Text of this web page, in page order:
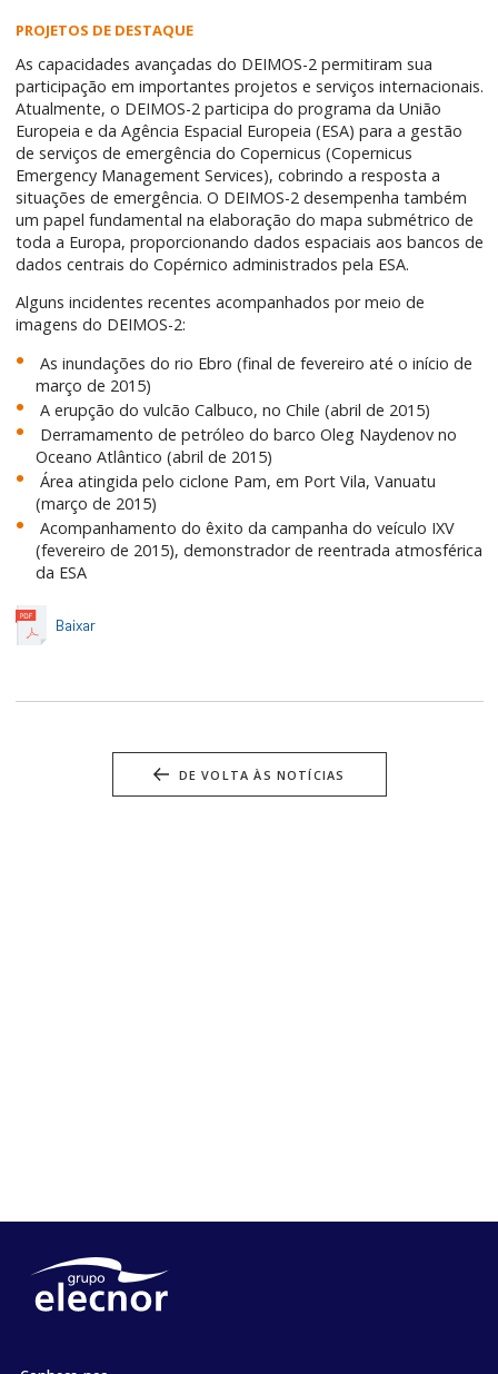
PROJETOS DE DESTAQUE
As capacidades avançadas do DEIMOS-2 permitiram sua
participação em importantes projetos e serviços internacionais.
Atualmente, o DEIMOS-2 participa do programa da União
Europeia e da Agência Espacial Europeia (ESA) para a gestão
de serviços de emergência do Copernicus (Copernicus
Emergency Management Services), cobrindo a resposta a
situações de emergência. O DEIMOS-2 desempenha também
um papel fundamental na elaboração do mapa submétrico de
toda a Europa, proporcionando dados espaciais aos bancos de
dados centrais do Copérnico administrados pela ESA.
Alguns incidentes recentes acompanhados por meio de
imagens do DEIMOS-2:
As inundações do rio Ebro (final de fevereiro até o início de
março de 2015)
A erupção do vulcão Calbuco, no Chile (abril de 2015)
Derramamento de petróleo do barco Oleg Naydenov no
Oceano Atlântico (abril de 2015)
Área atingida pelo ciclone Pam, em Port Vila, Vanuatu
(março de 2015)
Acompanhamento do êxito da campanha do veículo IXV
(fevereiro de 2015), demonstrador de reentrada atmosférica
da ESA
Baixar
DE VOLTA ÀS NOTÍCIAS